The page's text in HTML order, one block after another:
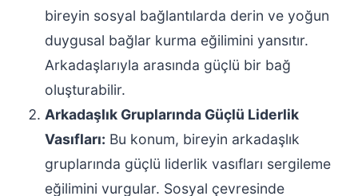
bireyin sosyal bağlantılarda derin ve yoğun
duygusal bağlar kurma eğilimini yansıtır.
Arkadaşlarıyla arasında güçlü bir bağ
oluşturabilir.
Arkadaşlık Gruplarında Güçlü Liderlik
Vasıfları: Bu konum, bireyin arkadaşlık
gruplarında güçlü liderlik vasıfları sergileme
eğilimini vurgular. Sosyal çevresinde